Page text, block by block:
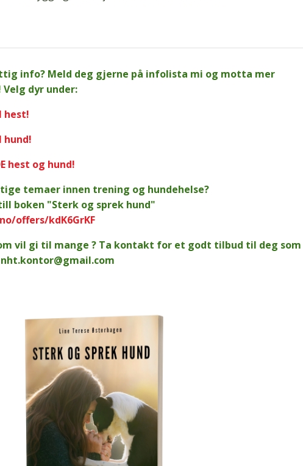
info? Meld deg gjerne på infolista mi og motta mer
dyr under:
hest!
hund!
hest og hund!
temaer innen trening og hundehelse?
boken "Sterk og sprek hund"
offers/kdK6GrKF
vil gi til mange ? Ta kontakt for et godt tilbud til deg som
nht.kontor@gmail.com